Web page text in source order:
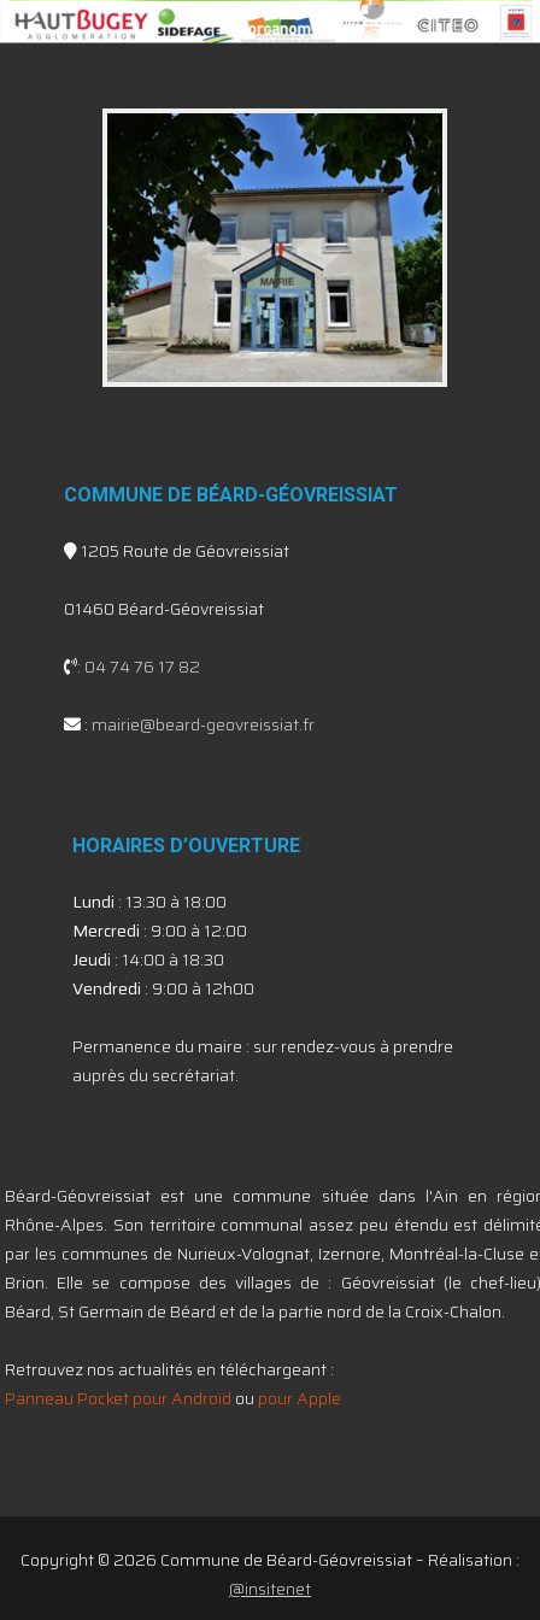
COMMUNE DE BÉARD-GÉOVREISSIAT
1205 Route de Géovreissiat
01460 Béard-Géovreissiat
: 04 74 76 17 82
: mairie@beard-geovreissiat.fr
HORAIRES D’OUVERTURE
Lundi : 13:30 à 18:00
Mercredi : 9:00 à 12:00
Jeudi : 14:00 à 18:30
Vendredi : 9:00 à 12h00
Permanence du maire : sur rendez-vous à prendre
auprès du secrétariat.
Béard-Géovreissiat est une commune située dans l'Ain en
Rhône-Alpes. Son territoire communal assez peu étendu est
par les communes de Nurieux-Volognat, Izernore, Montréal-la-Cluse
Brion. Elle se compose des villages de : Géovreissiat (le chef-
Béard, St Germain de Béard et de la partie nord de la Croix-Chalon.
Retrouvez nos actualités en téléchargeant :
Panneau Pocket pour Androïd ou pour Apple
Copyright © 2026 Commune de Béard-Géovreissiat – Réalisation :
@insitenet